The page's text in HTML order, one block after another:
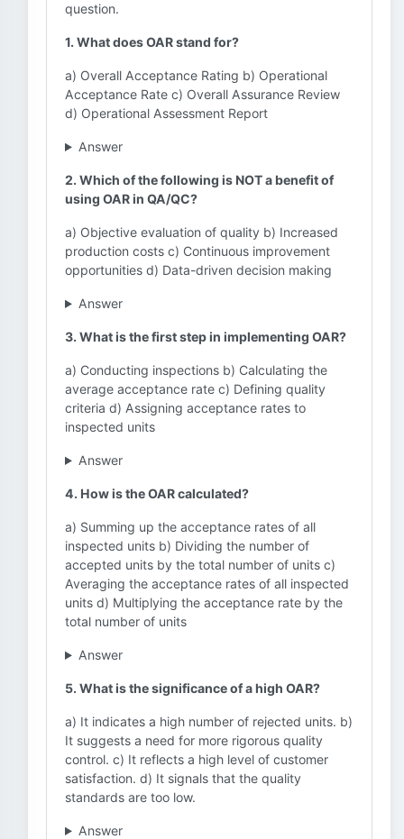
question.
1. What does OAR stand for?
a) Overall Acceptance Rating b) Operational
Acceptance Rate c) Overall Assurance Review
d) Operational Assessment Report
Answer
2. Which of the following is NOT a benefit of
using OAR in QA/QC?
a) Objective evaluation of quality b) Increased
production costs c) Continuous improvement
opportunities d) Data-driven decision making
Answer
3. What is the first step in implementing OAR?
a) Conducting inspections b) Calculating the
average acceptance rate c) Defining quality
criteria d) Assigning acceptance rates to
inspected units
Answer
4. How is the OAR calculated?
a) Summing up the acceptance rates of all
inspected units b) Dividing the number of
accepted units by the total number of units c)
Averaging the acceptance rates of all inspected
units d) Multiplying the acceptance rate by the
total number of units
Answer
5. What is the significance of a high OAR?
a) It indicates a high number of rejected units. b)
It suggests a need for more rigorous quality
control. c) It reflects a high level of customer
satisfaction. d) It signals that the quality
standards are too low.
Answer